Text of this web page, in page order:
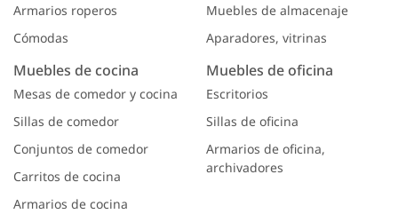
Armarios roperos
Cómodas
Muebles de almacenaje
Aparadores, vitrinas
Muebles de cocina
Mesas de comedor y cocina
Sillas de comedor
Conjuntos de comedor
Сarritos de cocina
Armarios de cocina
Muebles de oficina
Escritorios
Sillas de oficina
Armarios de oficina,
archivadores